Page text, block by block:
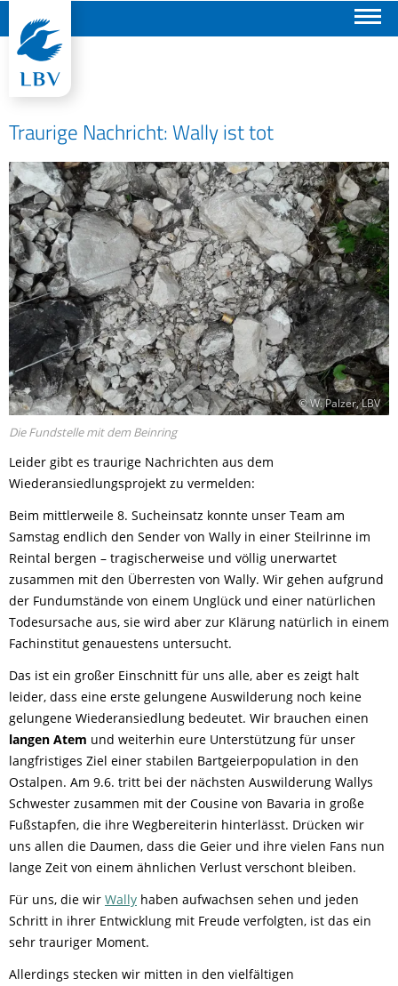
Traurige Nachricht: Wally ist tot
© W. Palzer, LBV
Die Fundstelle mit dem Beinring
Leider gibt es traurige Nachrichten aus dem
Wiederansiedlungsprojekt zu vermelden:
Beim mittlerweile 8. Sucheinsatz konnte unser Team am
Samstag endlich den Sender von Wally in einer Steilrinne im
Reintal bergen – tragischerweise und völlig unerwartet
zusammen mit den Überresten von Wally. Wir gehen aufgrund
der Fundumstände von einem Unglück und einer natürlichen
Todesursache aus, sie wird aber zur Klärung natürlich in einem
Fachinstitut genauestens untersucht.
Das ist ein großer Einschnitt für uns alle, aber es zeigt halt
leider, dass eine erste gelungene Auswilderung noch keine
gelungene Wiederansiedlung bedeutet. Wir brauchen einen
langen Atem und weiterhin eure Unterstützung für unser
langfristiges Ziel einer stabilen Bartgeierpopulation in den
Ostalpen. Am 9.6. tritt bei der nächsten Auswilderung Wallys
Schwester zusammen mit der Cousine von Bavaria in große
Fußstapfen, die ihre Wegbereiterin hinterlässt. Drücken wir
uns allen die Daumen, dass die Geier und ihre vielen Fans nun
lange Zeit von einem ähnlichen Verlust verschont bleiben.
Für uns, die wir Wally haben aufwachsen sehen und jeden
Schritt in ihrer Entwicklung mit Freude verfolgten, ist das ein
sehr trauriger Moment.
Allerdings stecken wir mitten in den vielfältigen